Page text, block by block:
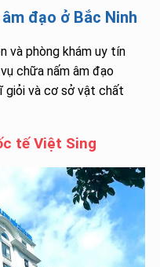
đạo ở Bắc Ninh
và phòng khám uy tín
chữa nấm âm đạo
giỏi và cơ sở vật chất
tế Việt Sing